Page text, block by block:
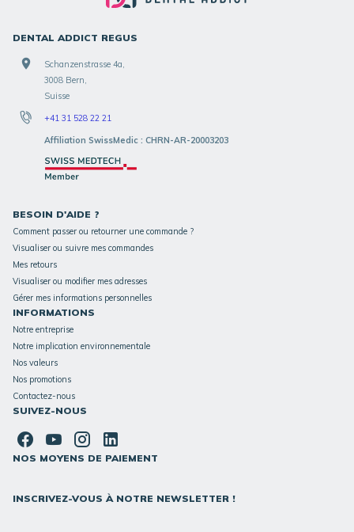
DENTAL ADDICT REGUS
Schanzenstrasse 4a,
3008 Bern,
Suisse
+41 31 528 22 21
Affiliation SwissMedic : CHRN-AR-20003203
BESOIN D'AIDE ?
Comment passer ou retourner une commande ?
Visualiser ou suivre mes commandes
Mes retours
Visualiser ou modifier mes adresses
Gérer mes informations personnelles
INFORMATIONS
Notre entreprise
Notre implication environnementale
Nos valeurs
Nos promotions
Contactez-nous
SUIVEZ-NOUS
NOS MOYENS DE PAIEMENT
INSCRIVEZ-VOUS À NOTRE NEWSLETTER !